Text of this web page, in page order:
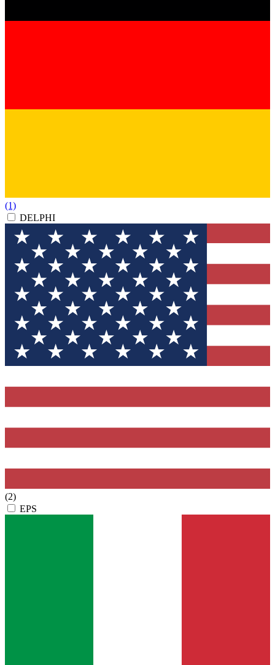
(1)
DELPHI
(2)
EPS